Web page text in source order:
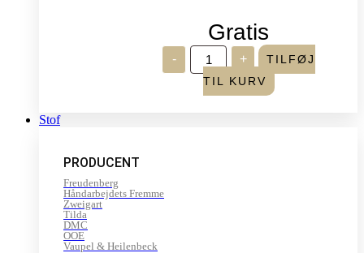
Gratis
-
Verdens
broderidag
2026
+
TILFØJ
TIL KURV
Stof
PRODUCENT
Freudenberg
Håndarbejdets Fremme
Zweigart
Tilda
DMC
OOE
Vaupel & Heilenbeck